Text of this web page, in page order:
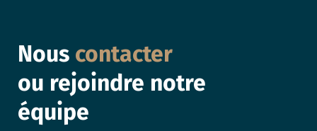
Nous contacter
ou rejoindre notre
équipe